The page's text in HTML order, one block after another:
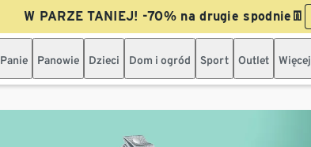
W PARZE TANIEJ! -70% na drugie spodnie👖
Panie Panowie Dzieci Dom i ogród Sport Outlet Więcej